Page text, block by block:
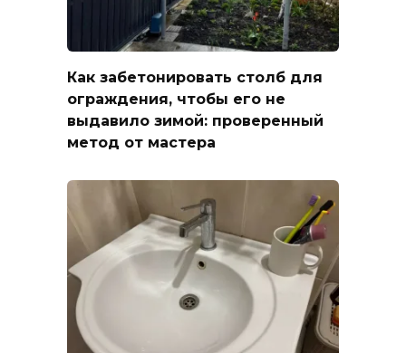
Как забетонировать столб для
ограждения, чтобы его не
выдавило зимой: проверенный
метод от мастера